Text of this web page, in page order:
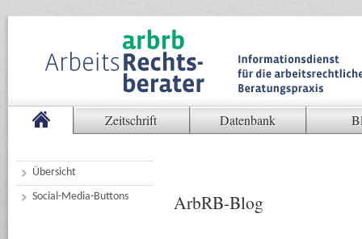
Zeitschrift Datenbank
Übersicht
Social-Media-Buttons
ArbRB-Blog